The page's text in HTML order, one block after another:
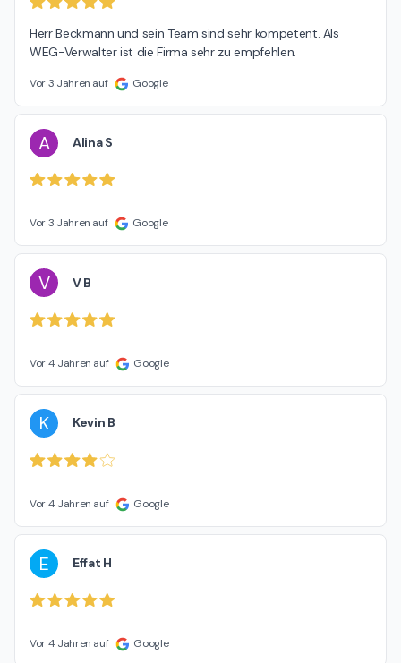
besten Grüßen Mario Beckmann
Herr Beckmann und sein Team sind sehr kompetent. Als
WEG-Verwalter ist die Firma sehr zu empfehlen.
Vor 3 Jahren auf Google
A Alina S
Vor 3 Jahren auf Google
V V B
Vor 4 Jahren auf Google
K Kevin B
Vor 4 Jahren auf Google
E Effat H
Vor 4 Jahren auf Google